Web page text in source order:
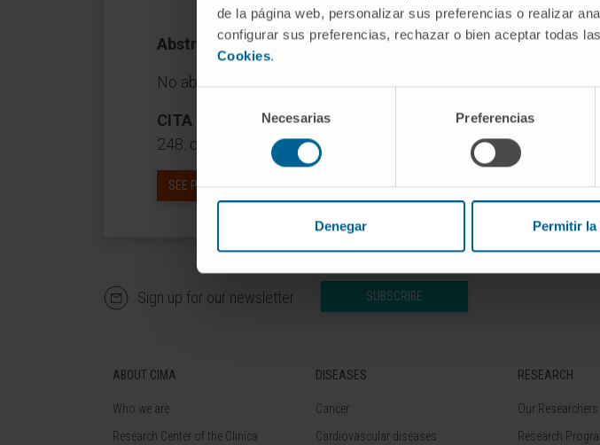
de la página web, personalizar sus preferencias o realizar
configurar sus preferencias, rechazar o bien aceptar todas
Cookies.
consentimiento
Necesarias Preferencias
Denegar Permitir
Abstract
No abstract available
CITA DEL ARTÍCULOClin Lymphoma Myeloma Leuk. 2023
248. doi:
10.1016/j.clml.2023.01.005 . Epub 2023 Jan 14.
SEE PUBLICATION IN PUBMED
Sign up for our newsletter SUBSCRIBE
ABOUT CIMA
Who we are
Research Center of the Clinica
DISEASES
Cancer
Cardiovascular diseases
RESEARCH
Our Researchers
Research